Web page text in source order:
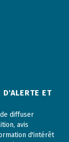
D'ALERTE ET
diffuser
avis
d'intérêt